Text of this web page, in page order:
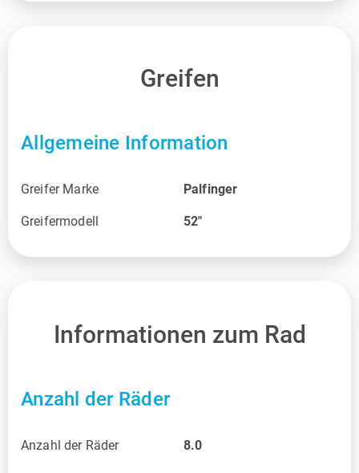
Greifen
Allgemeine Information
Greifer Marke Palfinger
Greifermodell 52"
Informationen zum Rad
Anzahl der Räder
Anzahl der Räder 8.0